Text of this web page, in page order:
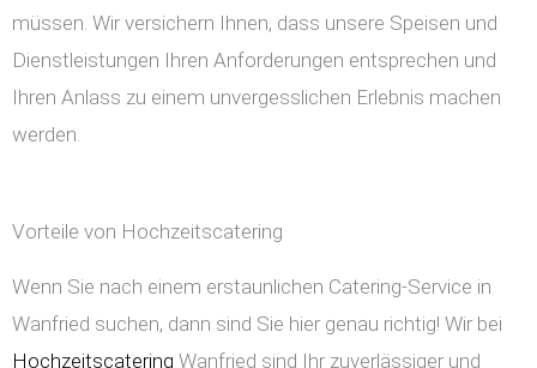
müssen. Wir versichern Ihnen, dass unsere Speisen und
Dienstleistungen Ihren Anforderungen entsprechen und
Ihren Anlass zu einem unvergesslichen Erlebnis machen
werden.
Vorteile von Hochzeitscatering
Wenn Sie nach einem erstaunlichen Catering-Service in
Wanfried suchen, dann sind Sie hier genau richtig! Wir bei
Hochzeitscatering Wanfried sind Ihr zuverlässiger und